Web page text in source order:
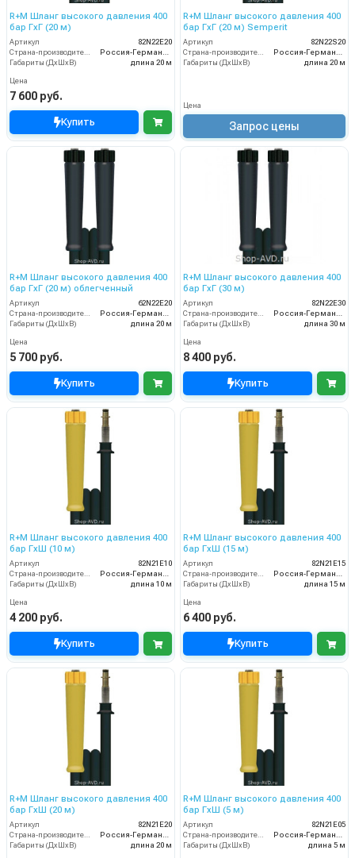
R+M Шланг высокого давления 400
бар ГхГ (20 м)
Артикул
82N22E20
Габариты (ДхШхВ)
длина 20 м
Цена
7 600 руб.
Купить
R+M Шланг высокого давления 400
бар ГхГ (20 м) Semperit
Артикул
82N22S20
Габариты (ДхШхВ)
длина 20 м
Цена
Запрос цены
R+M Шланг высокого давления 400
бар ГхГ (20 м) облегченный
Артикул
62N22E20
Габариты (ДхШхВ)
длина 20 м
Цена
5 700 руб.
Купить
R+M Шланг высокого давления 400
бар ГхГ (30 м)
Артикул
82N22E30
Габариты (ДхШхВ)
длина 30 м
Цена
8 400 руб.
Купить
R+M Шланг высокого давления 400
бар ГхШ (10 м)
Артикул
82N21E10
Страна-производитель
Россия-Германия
Габариты (ДхШхВ)
длина 10 м
Цена
4 200 руб.
Купить
R+M Шланг высокого давления 400
бар ГхШ (15 м)
Артикул
82N21E15
Страна-производитель
Россия-Германия
Габариты (ДхШхВ)
длина 15 м
Цена
6 400 руб.
Купить
R+M Шланг высокого давления 400
бар ГхШ (20 м)
Артикул
82N21E20
Габариты (ДхШхВ)
длина 20 м
R+M Шланг высокого давления 400
бар ГхШ (5 м)
Артикул
82N21E05
Габариты (ДхШхВ)
длина 5 м